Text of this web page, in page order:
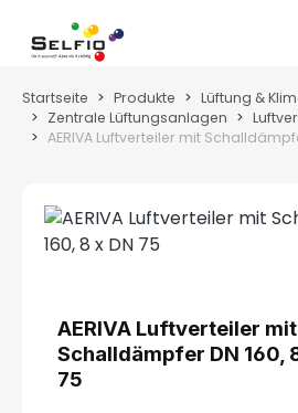
Zum Hauptinhalt springen
Startseite Produkte
Lüftung &
Zentrale Lüftungsanlagen
AERIVA Luftverteiler mit
AERIVA Luftverteiler mit
Schalldämpfer DN 160,
75